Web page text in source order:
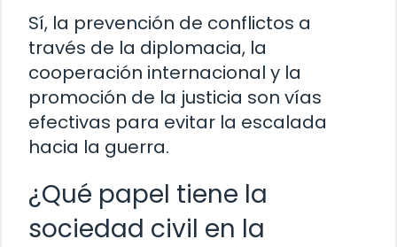
Sí, la prevención de conflictos a
través de la diplomacia, la
cooperación internacional y la
promoción de la justicia son vías
efectivas para evitar la escalada
hacia la guerra.
¿Qué papel tiene la
sociedad civil en la